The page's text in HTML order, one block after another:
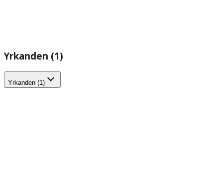
Yrkanden (1)
Yrkanden (1)